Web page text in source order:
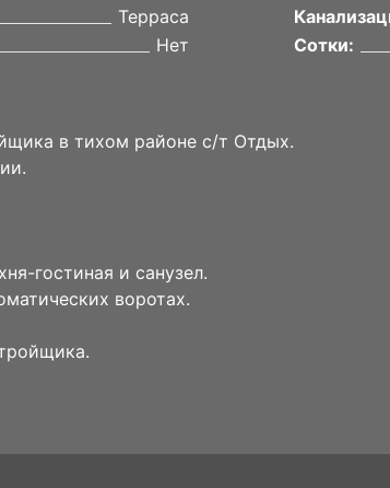
Терраса
Нет
Сотки:
в тихом районе с/т Отдых.
гостиная и санузел.
воротах.